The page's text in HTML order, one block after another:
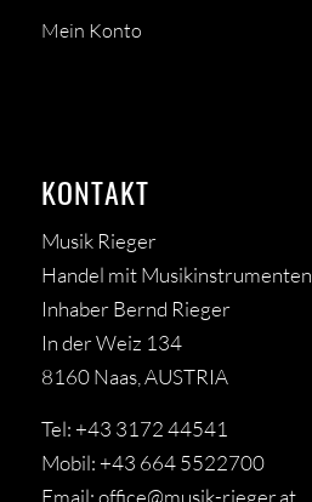
Mein Konto
KONTAKT
Musik Rieger
Handel mit Musikinstrumenten
Inhaber Bernd Rieger
In der Weiz 134
8160 Naas, AUSTRIA
Tel: +43 3172 44541
Mobil: +43 664 5522700
Email:office@musik-rieger.at